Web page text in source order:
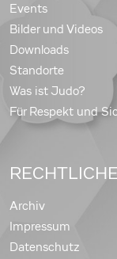
Events
Bilder und Videos
Downloads
Standorte
Was ist Judo?
Für Respekt und
Archiv
Impressum
Datenschutz